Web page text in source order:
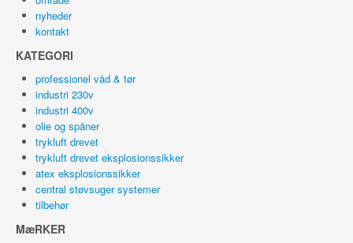
nyheder
kontakt
KATEGORI
professionel våd & tør
industri 230v
industri 400v
olie og spåner
trykluft drevet
trykluft drevet eksplosionssikker
atex eksplosionssikker
central støvsuger systemer
tilbehør
MæRKER